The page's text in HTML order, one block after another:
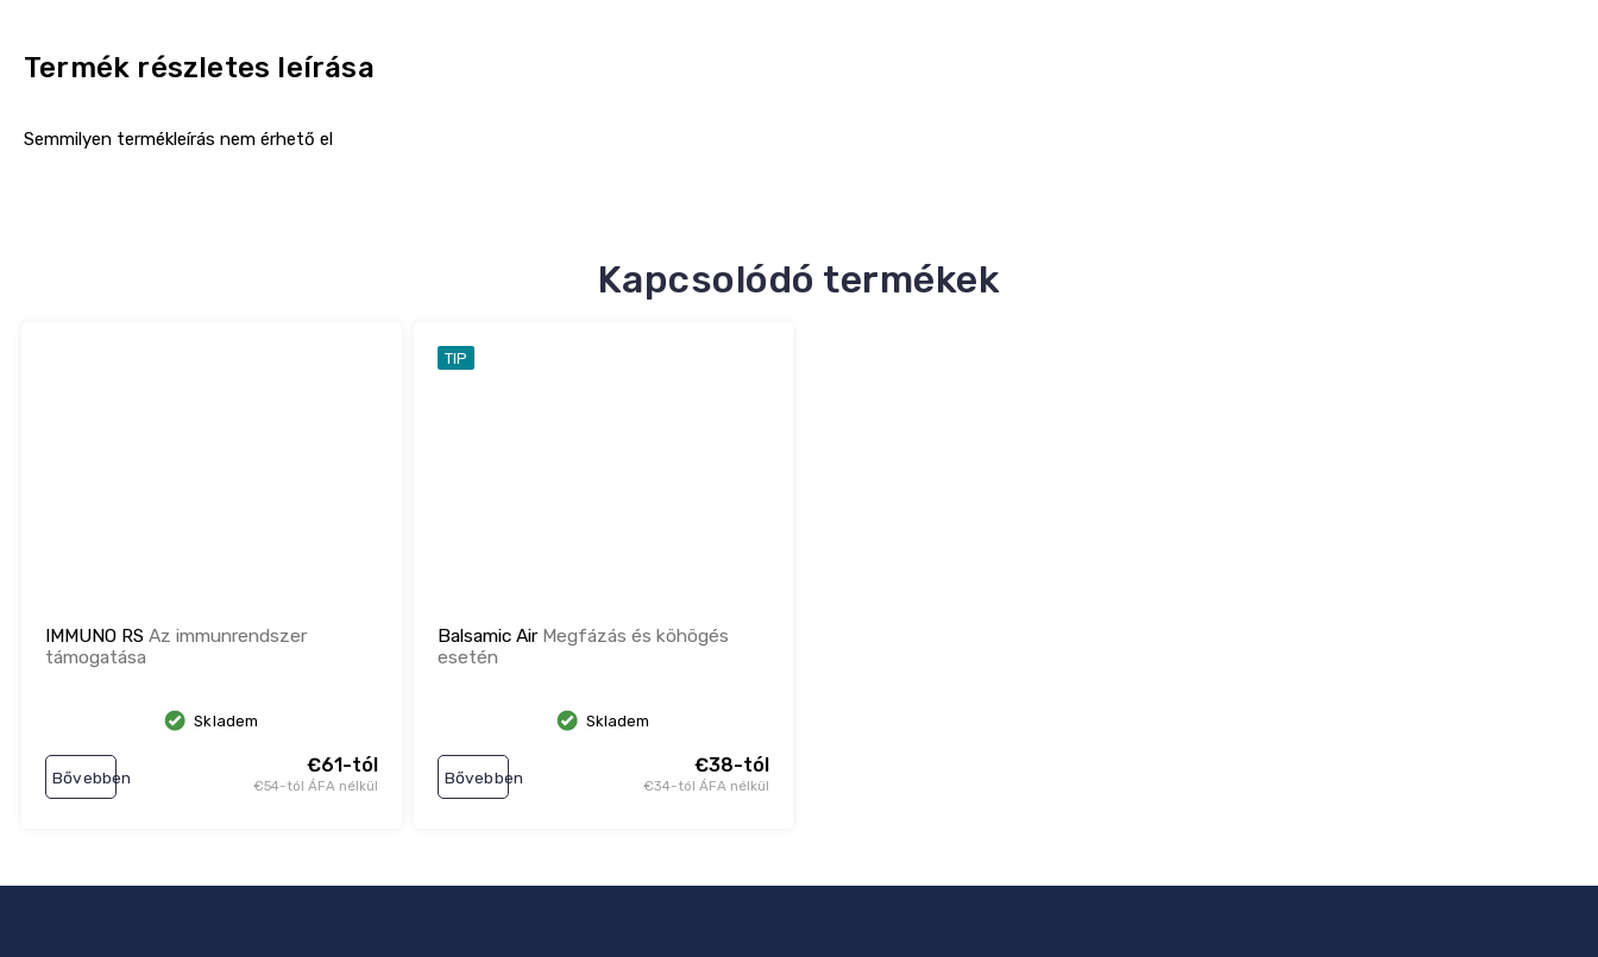
Kapcsolódó termékek
IMMUNO RS Az immunrendszer
támogatása
Skladem
€54-tól ÁFA nélkül
€61-tól
Bővebben
TIP
Balsamic Air Megfázás és köhögés
esetén
Skladem
€34-tól ÁFA nélkül
€38-tól
Bővebben
Termék részletes leírása
Semmilyen termékleírás nem érhető el